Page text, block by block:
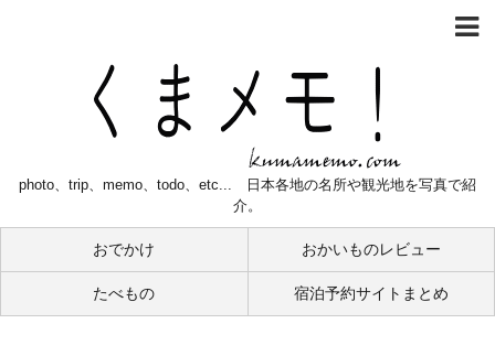
photo、trip、memo、todo、etc... 日本各地の名所や観光地を写真で紹
介。
おでかけ おかいものレビュー
たべもの 宿泊予約サイトまとめ